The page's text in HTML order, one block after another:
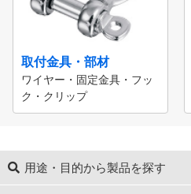
取付金具・部材
ワイヤー・固定金具・フッ
ク・クリップ
用途・目的から製品を探す